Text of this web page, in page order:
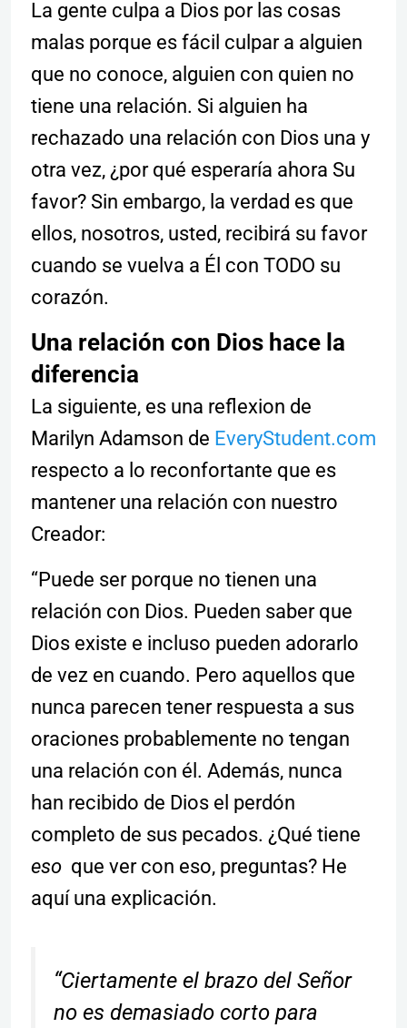
La gente culpa a Dios por las cosas
malas porque es fácil culpar a alguien
que no conoce, alguien con quien no
tiene una relación. Si alguien ha
rechazado una relación con Dios una y
otra vez, ¿por qué esperaría ahora Su
favor? Sin embargo, la verdad es que
ellos, nosotros, usted, recibirá su favor
cuando se vuelva a Él con TODO su
corazón.
Una relación con Dios hace la
diferencia
La siguiente, es una reflexion de
Marilyn Adamson de EveryStudent.com
respecto a lo reconfortante que es
mantener una relación con nuestro
Creador:
“Puede ser porque no tienen una
relación con Dios. Pueden saber que
Dios existe e incluso pueden adorarlo
de vez en cuando. Pero aquellos que
nunca parecen tener respuesta a sus
oraciones probablemente no tengan
una relación con él. Además, nunca
han recibido de Dios el perdón
completo de sus pecados. ¿Qué tiene
esoque ver con eso, preguntas? He
aquí una explicación.
“Ciertamente el brazo del Señor
no es demasiado corto para